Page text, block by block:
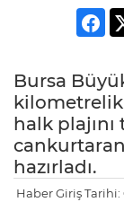
Bursa
kilometrelik
halk plajını
hazırladı.
Haber Giriş Tarihi: